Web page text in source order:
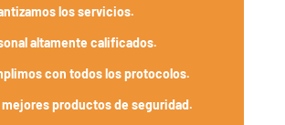
los servicios.
altamente calificados.
con todos los protocolos.
productos de seguridad.